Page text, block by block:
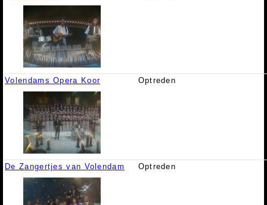
Volendams Opera Koor Optreden
De Zangertjes van Volendam Optreden